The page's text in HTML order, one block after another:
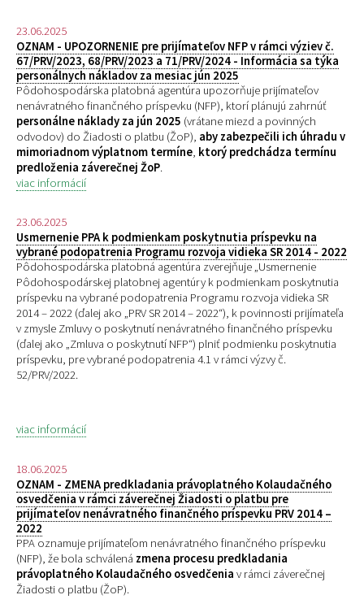
23.06.2025
OZNAM - UPOZORNENIE pre prijímateľov NFP v rámci výziev č.
67/PRV/2023, 68/PRV/2023 a 71/PRV/2024 - Informácia sa týka
personálnych nákladov za mesiac jún 2025
Pôdohospodárska platobná agentúra upozorňuje prijímateľov
nenávratného finančného príspevku (NFP), ktorí plánujú zahrnúť
personálne náklady za jún 2025 (vrátane miezd a povinných
odvodov) do Žiadosti o platbu (ŽoP), aby zabezpečili ich úhradu v
mimoriadnom výplatnom termíne, ktorý predchádza termínu
predloženia záverečnej ŽoP.
viac informácií
23.06.2025
Usmernenie PPA k podmienkam poskytnutia príspevku na
vybrané podopatrenia Programu rozvoja vidieka SR 2014 - 2022
Pôdohospodárska platobná agentúra zverejňuje „Usmernenie
Pôdohospodárskej platobnej agentúry k podmienkam poskytnutia
príspevku na vybrané podopatrenia Programu rozvoja vidieka SR
2014 – 2022 (ďalej ako „PRV SR 2014 – 2022“), k povinnosti prijímateľa
v zmysle Zmluvy o poskytnutí nenávratného finančného príspevku
(ďalej ako „Zmluva o poskytnutí NFP“) plniť podmienku poskytnutia
príspevku, prevybrané podopatrenia 4.1 v rámci výzvy č.
52/PRV/2022.
viac informácií
18.06.2025
OZNAM - ZMENA predkladania právoplatného Kolaudačného
osvedčenia v rámci záverečnej Žiadosti o platbu pre
prijímateľov nenávratného finančného príspevku PRV 2014 –
2022
PPA oznamuje prijímateľom nenávratného finančného príspevku
(NFP), že bola schválená zmena procesu predkladania
právoplatného Kolaudačného osvedčenia v rámci záverečnej
Žiadosti o platbu (ŽoP).